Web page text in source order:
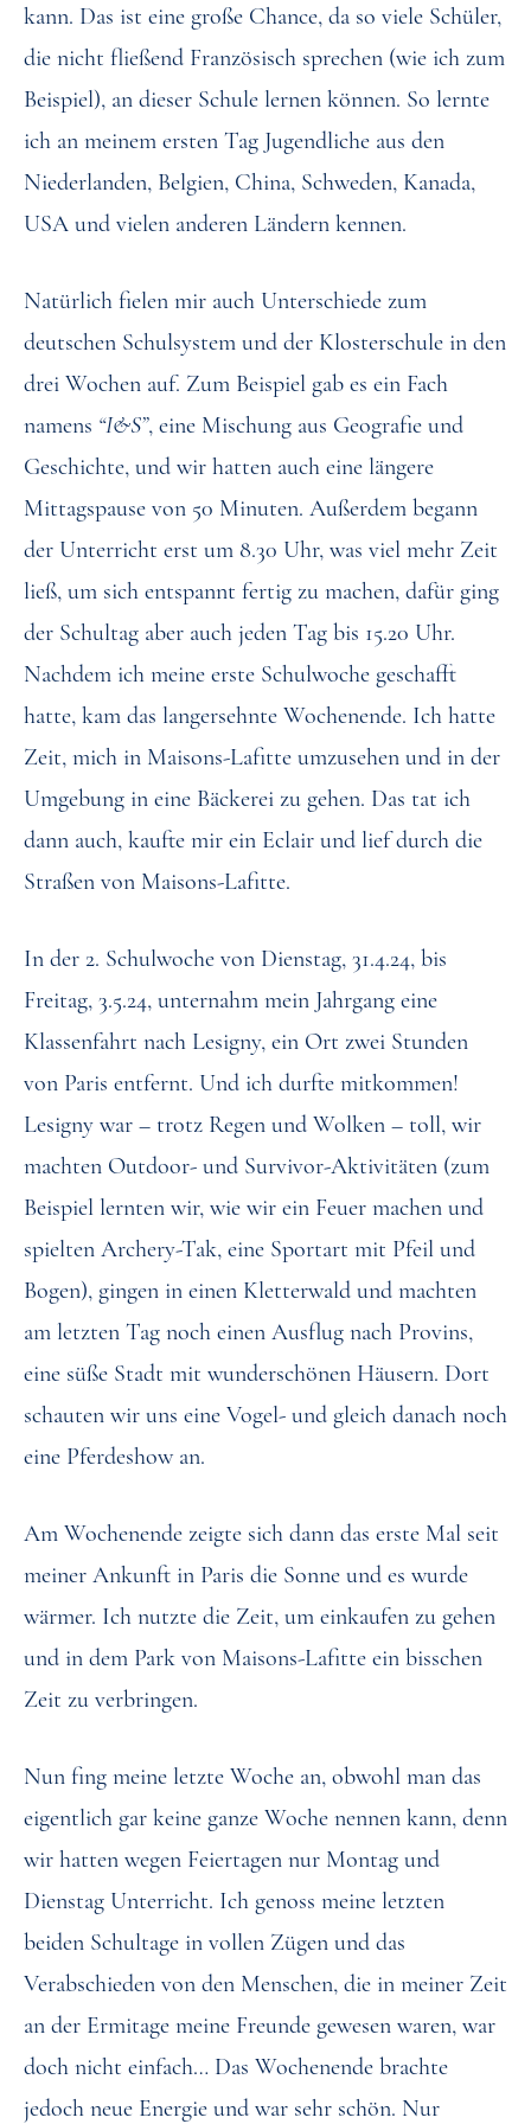
kann. Das ist eine große Chance, da so viele Schüler,
die nicht fließend Französisch sprechen (wie ich zum
Beispiel), an dieser Schule lernen können. So lernte
ich an meinem ersten Tag Jugendliche aus den
Niederlanden, Belgien, China, Schweden, Kanada,
USA und vielen anderen Ländern kennen.
Natürlich fielen mir auch Unterschiede zum
deutschen Schulsystem und der Klosterschule in den
drei Wochen auf. Zum Beispiel gab es ein Fach
namens “I&S”, eine Mischung aus Geografie und
Geschichte, und wir hatten auch eine längere
Mittagspause von 50 Minuten. Außerdem begann
der Unterricht erst um 8.30 Uhr, was viel mehr Zeit
ließ, um sich entspannt fertig zu machen, dafür ging
der Schultag aber auch jeden Tag bis 15.20 Uhr.
Nachdem ich meine erste Schulwoche geschafft
hatte, kam das langersehnte Wochenende. Ich hatte
Zeit, mich in Maisons-Lafitte umzusehen und in der
Umgebung in eine Bäckerei zu gehen. Das tat ich
dann auch, kaufte mir ein Eclair und lief durch die
Straßen von Maisons-Lafitte.
In der 2. Schulwoche von Dienstag, 31.4.24, bis
Freitag, 3.5.24, unternahm mein Jahrgang eine
Klassenfahrt nach Lesigny, ein Ort zwei Stunden
von Paris entfernt. Und ich durfte mitkommen!
Lesigny war – trotz Regen und Wolken – toll, wir
machten Outdoor- und Survivor-Aktivitäten (zum
Beispiel lernten wir, wie wir ein Feuer machen und
spielten Archery-Tak, eine Sportart mit Pfeil und
Bogen), gingen in einen Kletterwald und machten
am letzten Tag noch einen Ausflug nach Provins,
eine süße Stadt mit wunderschönen Häusern. Dort
schauten wir uns eine Vogel- und gleich danach noch
eine Pferdeshow an.
Am Wochenende zeigte sich dann das erste Mal seit
meiner Ankunft in Paris die Sonne und es wurde
wärmer. Ich nutzte die Zeit, um einkaufen zu gehen
und in dem Park von Maisons-Lafitte ein bisschen
Zeit zu verbringen.
Nun fing meine letzte Woche an, obwohl man das
eigentlich gar keine ganze Woche nennen kann, denn
wir hatten wegen Feiertagen nur Montag und
Dienstag Unterricht. Ich genoss meine letzten
beiden Schultage in vollen Zügen und das
Verabschieden von den Menschen, die in meiner Zeit
an der Ermitage meine Freunde gewesen waren, war
doch nicht einfach… Das Wochenende brachte
jedoch neue Energie und war sehr schön. Nur